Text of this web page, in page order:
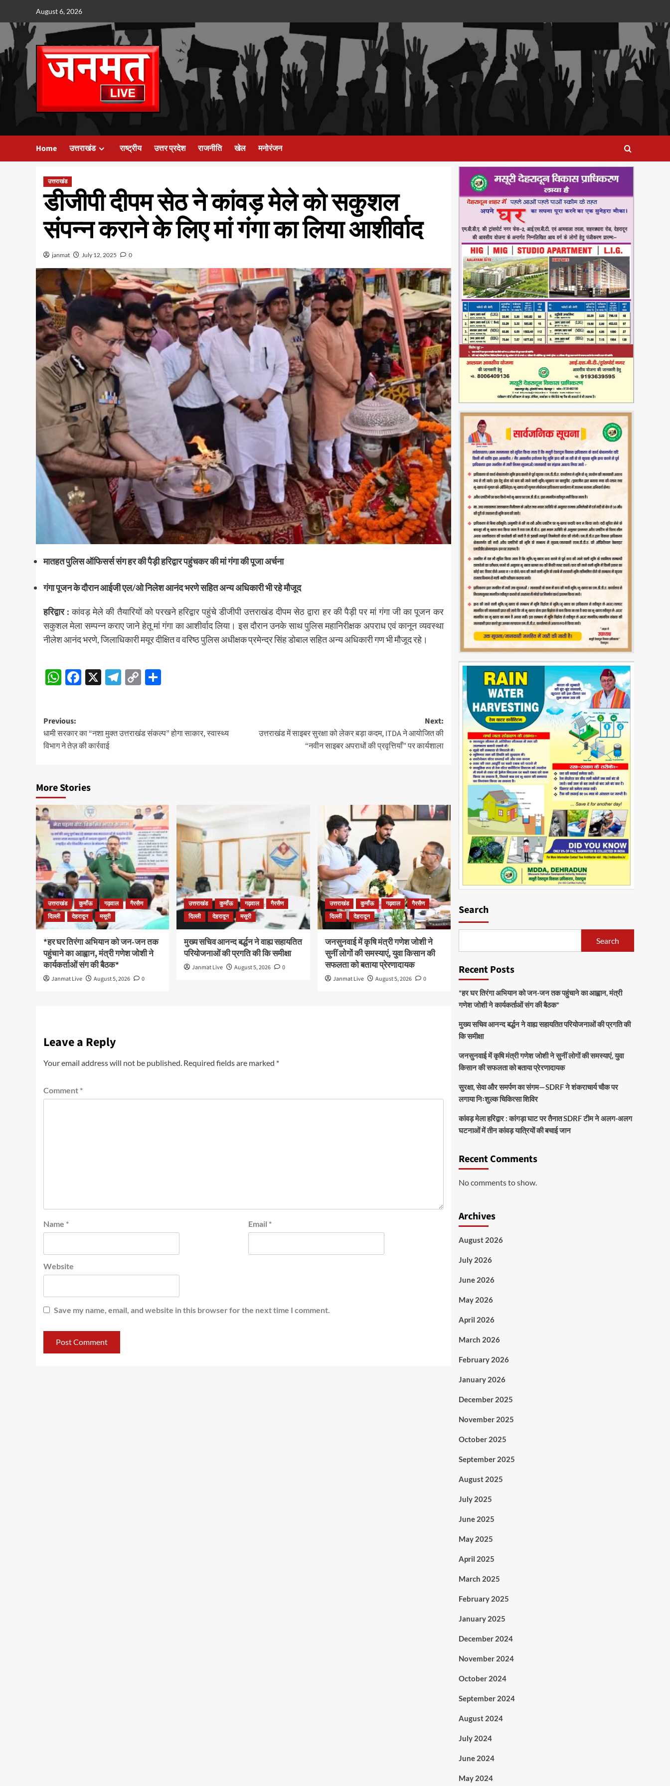
content
August 6, 2026
Home उत्तराखंड राष्ट्रीय उत्तर प्रदेश राजनीति खेल मनोरंजन
उत्तराखंड
डीजीपी दीपम सेठ ने कांवड़ मेले को सकुशल
संपन्न कराने के लिए मां गंगा का लिया आशीर्वाद
janmat July 12, 2025 0
मातहत पुलिस ऑफिसर्स संग हर की पैड़ी हरिद्वार पहुंचकर की मां गंगा की पूजा अर्चना
गंगा पूजन के दौरान आईजी एल/ओ निलेश आनंद भरणे सहित अन्य अधिकारी भी रहे मौजूद
हरिद्वार : कांवड़ मेले की तैयारियों को परखने हरिद्वार पहुंचे डीजीपी उत्तराखंड दीपम सेठ द्वारा हर की पैड़ी पर मां गंगा जी का पूजन कर
सकुशल मेला सम्पन्न कराए जाने हेतू मां गंगा का आशीर्वाद लिया। इस दौरान उनके साथ पुलिस महानिरीक्षक अपराध एवं कानून व्यवस्था
नीलेश आनंद भरणे, जिलाधिकारी मयूर दीक्षित व वरिष्ठ पुलिस अधीक्षक प्रमेन्द्र सिंह डोबाल सहित अन्य अधिकारी गण भी मौजूद रहे।
Post
Navigation
WhatsApp
Facebook
X Telegram
Copy
Post
navigation
Previous:
धामी सरकार का “नशा मुक्त उत्तराखंड संकल्प” होगा साकार, स्वास्थ्य
विभाग ने तेज़ की कार्रवाई
Next:
उत्तराखंड में साइबर सुरक्षा को लेकर बड़ा कदम, ITDA ने आयोजित की
“नवीन साइबर अपराधों की प्रवृत्तियाँ” पर कार्यशाला
More Stories
उत्तराखंड कुमाँऊ गढ़वाल
गैरसैण
दिल्ली
देहरादून मसूरी
*हर घर तिरंगा अभियान को जन-जन तक
पहुंचाने का आह्वान, मंत्री गणेश जोशी ने
कार्यकर्ताओं संग की बैठक*
Janmat Live August 5, 2026 0
उत्तराखंड कुमाँऊ गढ़वाल
गैरसैण
दिल्ली
देहरादून मसूरी
मुख्य सचिव आनन्द बर्द्धन ने वाह्य सहायतित
परियोजनाओं की प्रगति की कि समीक्षा
Janmat Live August 5, 2026 0
उत्तराखंड कुमाँऊ गढ़वाल
गैरसैण
दिल्ली
देहरादून
जनसुनवाई में कृषि मंत्री गणेश जोशी ने
सुनीं लोगों की समस्याएं, युवा किसान की
सफलता को बताया प्रेरणादायक
Janmat Live August 5, 2026 0
Leave a Reply
Your email address will not be published. Required fields are marked *
Comment *
Name * Email *
Website
Save my name, email, and website in this browser for the next time I comment.
Search
Search
Recent Posts
*हर घर तिरंगा अभियान को जन-जन तक पहुंचाने का आह्वान, मंत्री
गणेश जोशी ने कार्यकर्ताओं संग की बैठक*
मुख्य सचिव आनन्द बर्द्धन ने वाह्य सहायतित परियोजनाओं की प्रगति की
कि समीक्षा
जनसुनवाई में कृषि मंत्री गणेश जोशी ने सुनीं लोगों की समस्याएं, युवा
किसान की सफलता को बताया प्रेरणादायक
सुरक्षा, सेवा और समर्पण का संगम—SDRF ने शंकराचार्य चौक पर
लगाया निःशुल्क चिकित्सा शिविर
कांवड़ मेला हरिद्वार : कांगड़ा घाट पर तैनात SDRF टीम ने अलग-अलग
घटनाओं में तीन कांवड़ यात्रियों की बचाई जान
Recent Comments
No comments to show.
Archives
August 2026
July 2026
June 2026
May 2026
April 2026
March 2026
February 2026
January 2026
December 2025
November 2025
October 2025
September 2025
August 2025
July 2025
June 2025
May 2025
April 2025
March 2025
February 2025
January 2025
December 2024
November 2024
October 2024
September 2024
August 2024
July 2024
June 2024
May 2024